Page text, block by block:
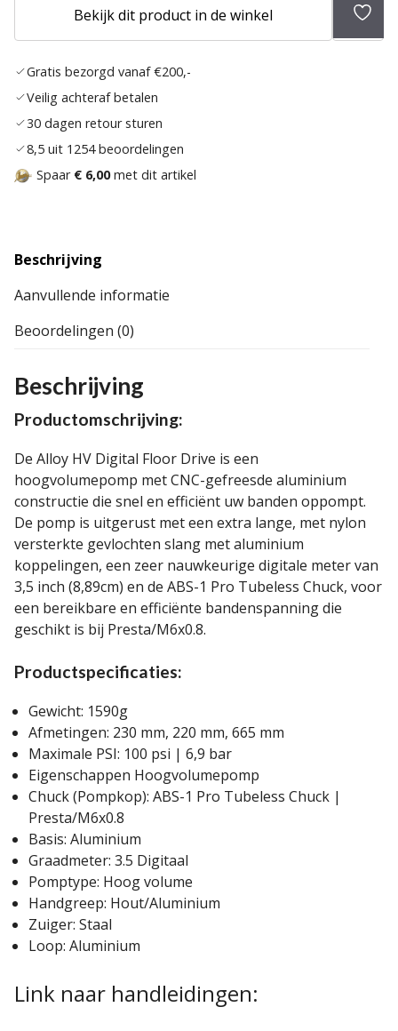
Bekijk dit product in de winkel
Gratis bezorgd vanaf €200,-
Veilig achteraf betalen
30 dagen retour sturen
8,5 uit 1254 beoordelingen
Spaar € 6,00met dit artikel
Beschrijving
Aanvullende informatie
Beoordelingen (0)
Beschrijving
Productomschrijving:
De Alloy HV Digital Floor Drive is een
hoogvolumepomp met CNC-gefreesde aluminium
constructie die snel en efficiënt uw banden oppompt.
De pomp is uitgerust met een extra lange, met nylon
versterkte gevlochten slang met aluminium
koppelingen, een zeer nauwkeurige digitale meter van
3,5 inch (8,89cm) en de ABS-1 Pro Tubeless Chuck, voor
een bereikbare en efficiënte bandenspanning die
geschikt is bij Presta/M6x0.8.
Productspecificaties:
Gewicht: 1590g
Afmetingen: 230 mm, 220 mm, 665 mm
Maximale PSI: 100 psi | 6,9 bar
Eigenschappen Hoogvolumepomp
Chuck (Pompkop): ABS-1 Pro Tubeless Chuck |
Presta/M6x0.8
Basis: Aluminium
Graadmeter: 3.5 Digitaal
Pomptype: Hoog volume
Handgreep: Hout/Aluminium
Zuiger: Staal
Loop: Aluminium
Link naar handleidingen: